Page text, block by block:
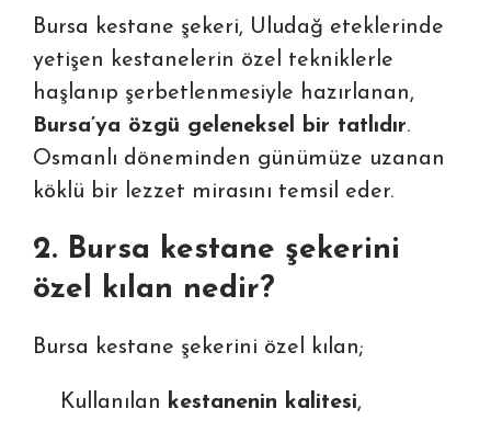
Bursa kestane şekeri, Uludağ eteklerinde
yetişen kestanelerin özel tekniklerle
haşlanıp şerbetlenmesiyle hazırlanan,
Bursa’ya özgü geleneksel bir tatlıdır.
Osmanlı döneminden günümüze uzanan
köklü bir lezzet mirasını temsil eder.
2. Bursa kestane şekerini
özel kılan nedir?
Bursa kestane şekerini özel kılan;
Kullanılan kestanenin kalitesi,